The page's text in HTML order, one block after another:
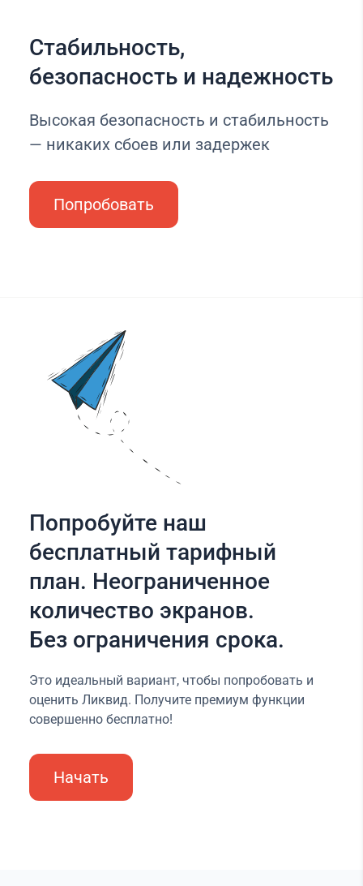
Стабильность,
безопасность и надежность
Высокая безопасность и стабильность
— никаких сбоев или задержек
Попробовать
Попробуйте наш
бесплатный тарифный
план. Неограниченное
количество экранов.
Без ограничения срока.
Это идеальный вариант, чтобы попробовать и
оценить Ликвид. Получите премиум функции
совершенно бесплатно!
Начать